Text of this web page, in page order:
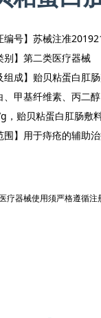
编号】苏械注准
别】第二类医疗器械
组成】贻贝粘蛋白肛
、甲基纤维素、丙二
，贻贝粘蛋白肛肠敷
围】用于痔疮的辅助
医疗器械使用须严格遵循